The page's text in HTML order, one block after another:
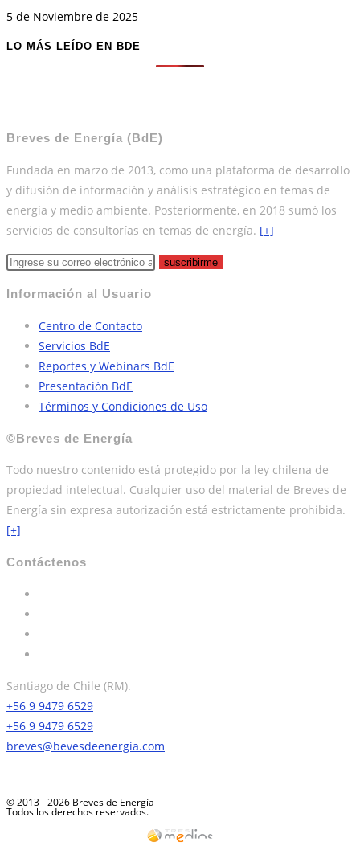
5 de Noviembre de 2025
LO MÁS LEÍDO EN BDE
Breves de Energía (BdE)
Fundada en marzo de 2013, como una plataforma de desarrollo
y difusión de información y análisis estratégico en temas de
energía y medio ambiente. Posteriormente, en 2018 sumó los
servicios de consultorías en temas de energía. [+]
suscribirme
Información al Usuario
Centro de Contacto
Servicios BdE
Reportes y Webinars BdE
Presentación BdE
Términos y Condiciones de Uso
©Breves de Energía
Todo nuestro contenido está protegido por la ley chilena de
propiedad intelectual. Cualquier uso del material de Breves de
Energía sin expresa autorización está estrictamente prohibida.
[+]
Contáctenos
Santiago de Chile (RM).
+56 9 9479 6529
+56 9 9479 6529
breves@bevesdeenergia.com
© 2013 - 2026 Breves de Energía
Todos los derechos reservados.